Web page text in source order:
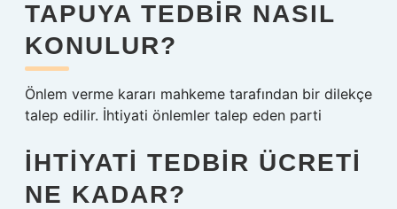
TAPUYA TEDBIR NASIL
KONULUR?
Önlem verme kararı mahkeme tarafından bir dilekçe
talep edilir. İhtiyati önlemler talep eden parti
İHTIYATI TEDBIR ÜCRETI
NE KADAR?